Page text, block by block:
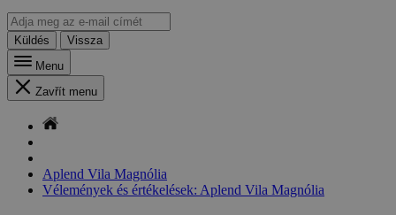
Küldés
Vissza
Menu
Zavřít menu
Aplend Vila Magnólia
Vélemények és értékelések: Aplend Vila Magnólia